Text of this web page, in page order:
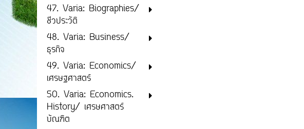
47. Varia: Biographies/
ชีวประวัติ
48. Varia: Business/
ธุรกิจ
49. Varia: Economics/
เศรษฐศาสตร์
50. Varia: Economics.
History/ เศรษศาสตร์
บัณฑิต